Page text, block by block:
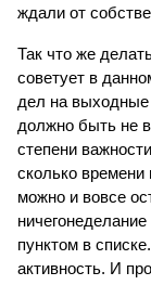
ждали от
Так что же
советует в
дел на
должно быть не
степени
сколько времени
можно и вовсе
пунктом в
активность. И